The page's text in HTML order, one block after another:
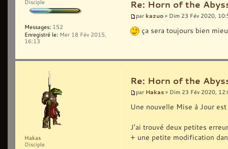
Re: Horn of the
par kazuo » Dim 23 Fév 2020,
ça sera toujours bien
Disciple
Messages: 152
Enregistré le: Mer 18 Fév 2015,
16:13
Re: Horn of the
par Hakas » Dim 23 Fév 2020,
Une nouvelle Mise à Jour
J'ai trouvé deux petites
+ une petite modification
Hakas
Disciple